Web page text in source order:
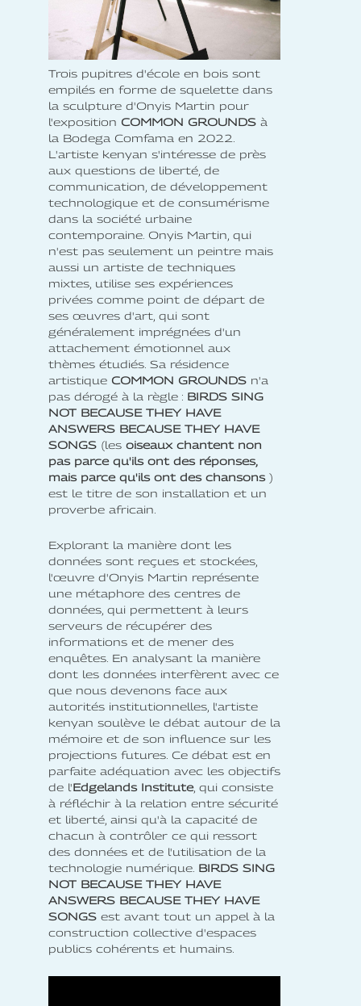
Trois pupitres d'école en bois sont
empilés en forme de squelette dans
la sculpture d'Onyis Martin pour
l'exposition COMMON GROUNDS à
la Bodega Comfama en 2022.
L'artiste kenyan s'intéresse de près
aux questions de liberté, de
communication, de développement
technologique et de consumérisme
dans la société urbaine
contemporaine. Onyis Martin, qui
n'est pas seulement un peintre mais
aussi un artiste de techniques
mixtes, utilise ses expériences
privées comme point de départ de
ses œuvres d'art, qui sont
généralement imprégnées d'un
attachement émotionnel aux
thèmes étudiés. Sa résidence
artistique COMMON GROUNDS n'a
pas dérogé à la règle : BIRDS SING
NOT BECAUSE THEY HAVE
ANSWERS BECAUSE THEY HAVE
SONGS (les oiseaux chantent non
pas parce qu'ils ont des réponses,
mais parce qu'ils ont des chansons)
est le titre de son installation et un
proverbe africain.
Explorant la manière dont les
données sont reçues et stockées,
l'œuvre d'Onyis Martin représente
une métaphore des centres de
données, qui permettent à leurs
serveurs de récupérer des
informations et de mener des
enquêtes. En analysant la manière
dont les données interfèrent avec ce
que nous devenons face aux
autorités institutionnelles, l'artiste
kenyan soulève le débat autour de la
mémoire et de son influence sur les
projections futures. Ce débat est en
parfaite adéquation avec les objectifs
de l'Edgelands Institute, qui consiste
à réfléchir à la relation entre sécurité
et liberté, ainsi qu'à la capacité de
chacun à contrôler ce qui ressort
des données et de l'utilisation de la
technologie numérique. BIRDS SING
NOT BECAUSE THEY HAVE
ANSWERS BECAUSE THEY HAVE
SONGS est avant tout un appel à la
construction collective d'espaces
publics cohérents et humains.